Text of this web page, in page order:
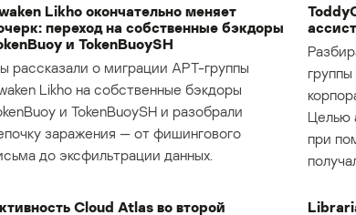
Likho окончательно меняет
переход на собственные бэкдоры
и TokenBuoySH
рассказали о миграции APT-группы
Likho на собственные бэкдоры
и TokenBuoySH и разобрали
заражения — от фишингового
до эксфильтрации данных.
Целью
при
Cloud Atlas во второй